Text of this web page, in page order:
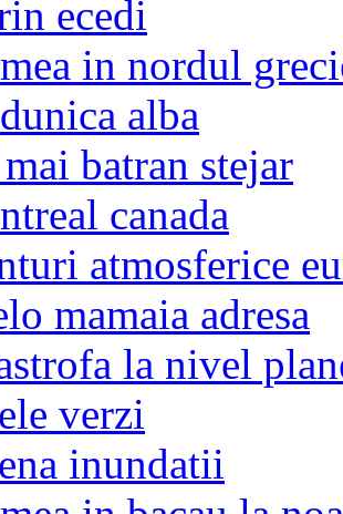
ecedi
in nordul
alba
batran stejar
canada
atmosferice
mamaia adresa
la nivel
verzi
inundatii